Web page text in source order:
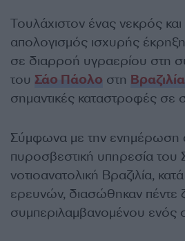
Τουλάχιστον ένας νεκρός και
απολογισμός ισχυρής
σε διαρροή υγραερίου στη
του Σάο Πάολο στη Βραζιλία
σημαντικές καταστροφές σε
Σύμφωνα με την ενημέρωση
πυροσβεστική υπηρεσία
νοτιοανατολική Βραζιλία,
ερευνών, διασώθηκαν πέντε
συμπεριλαμβανομένου ενός